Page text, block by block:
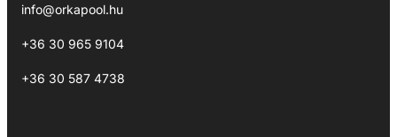
info@orkapool.hu
+36 30 965 9104
+36 30 587 4738